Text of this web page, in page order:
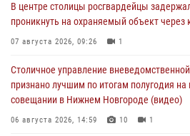
В центре столицы росгвардейцы
проникнуть на охраняемый объект
07 августа 2026, 09:26 1
Столичное управление
признано лучшим по итогам полугодия на
совещании в Нижнем Новгороде (видео)
06 августа 2026, 14:59 10 1